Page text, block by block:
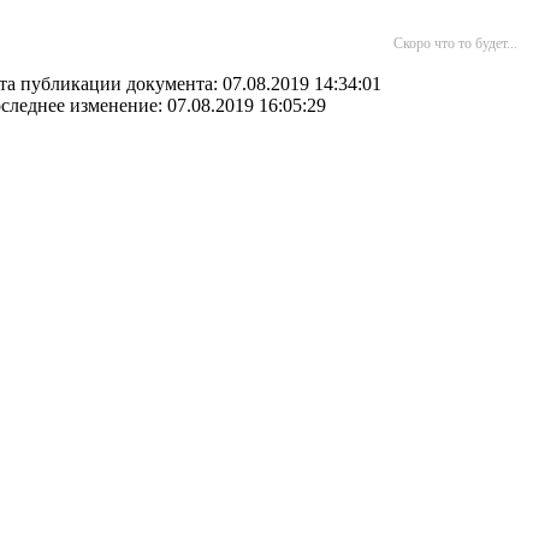
Скоро что то будет...
публикации документа: 07.08.2019 14:34:01
изменение: 07.08.2019 16:05:29